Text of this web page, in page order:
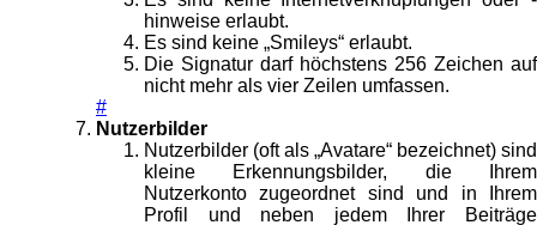
hinweise erlaubt.
Es sind keine „Smileys“ erlaubt.
Die Signatur darf höchstens 256 Zeichen auf
nicht mehr als vier Zeilen umfassen.
#
Nutzerbilder
Nutzerbilder (oft als „Avatare“ bezeichnet) sind
kleine Erkennungsbilder, die Ihrem
Nutzerkonto zugeordnet sind und in Ihrem
Profil und neben jedem Ihrer Beiträge